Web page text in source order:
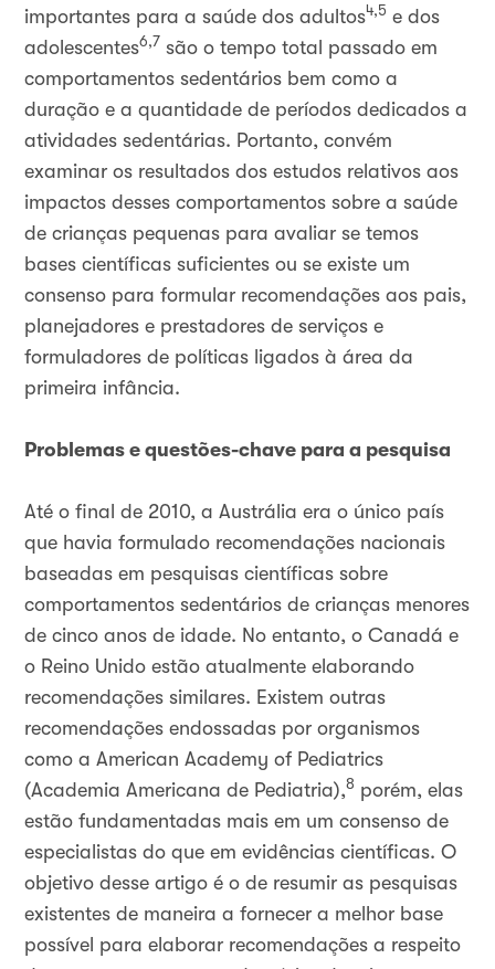
importantes para a saúde dos adultos4,5 e dos
adolescentes6,7 são o tempo total passado em
comportamentos sedentários bem como a
duração e a quantidade de períodos dedicados a
atividades sedentárias. Portanto, convém
examinar os resultados dos estudos relativos aos
impactos desses comportamentos sobre a saúde
de crianças pequenas para avaliar se temos
bases científicas suficientes ou se existe um
consenso para formular recomendações aos pais,
planejadores e prestadores de serviços e
formuladores de políticas ligados à área da
primeira infância.
Problemas e questões-chave para a pesquisa
Até o final de 2010, a Austrália era o único país
que havia formulado recomendações nacionais
baseadas em pesquisas científicas sobre
comportamentos sedentários de crianças menores
de cinco anos de idade. No entanto, o Canadá e
o Reino Unido estão atualmente elaborando
recomendações similares. Existem outras
recomendações endossadas por organismos
como a American Academy of Pediatrics
(Academia Americana de Pediatria),8 porém, elas
estão fundamentadas mais em um consenso de
especialistas do que em evidências científicas. O
objetivo desse artigo é o de resumir as pesquisas
existentes de maneira a fornecer a melhor base
possível para elaborar recomendações a respeito